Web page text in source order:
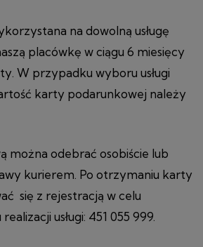
na dowolną usługę
placówkę w ciągu 6 miesięcy
W przypadku wyboru usługi
karty podarunkowej należy
można odebrać osobiście lub
kurierem. Po otrzymaniu karty
się z rejestracją w celu
usługi: 451 055 999.